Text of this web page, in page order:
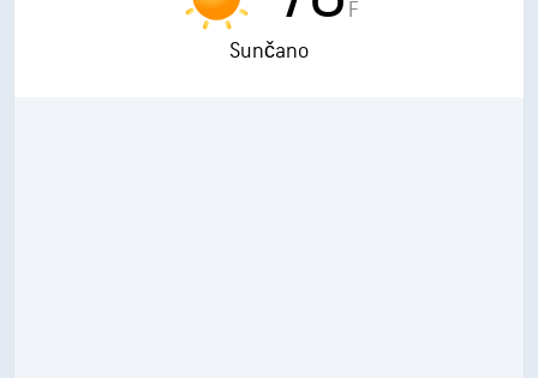
F
Sunčano